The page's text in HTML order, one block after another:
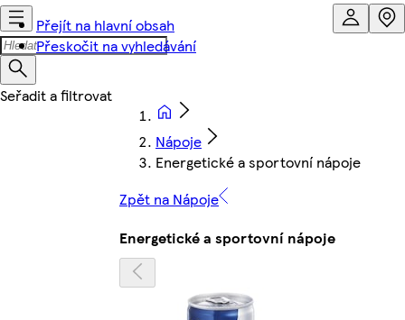
Přejít na hlavní obsah
Přeskočit na vyhledávání
Nápoje
Energetické a sportovní nápoje
Zpět na Nápoje
Energetické a sportovní nápoje